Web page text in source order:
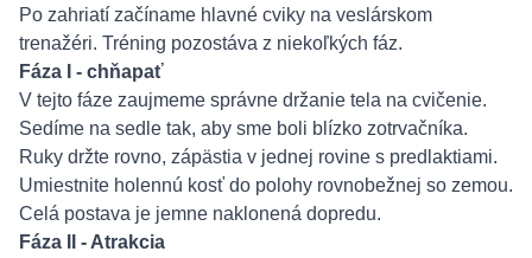
Po zahriatí začíname hlavné cviky na veslárskom
trenažéri. Tréning pozostáva z niekoľkých fáz.
Fáza I - chňapať
V tejto fáze zaujmeme správne držanie tela na cvičenie.
Sedíme na sedle tak, aby sme boli blízko zotrvačníka.
Ruky držte rovno, zápästia v jednej rovine s predlaktiami.
Umiestnite holennú kosť do polohy rovnobežnej so zemou.
Celá postava je jemne naklonená dopredu.
Fáza II - Atrakcia